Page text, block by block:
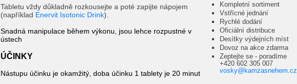
Tabletu vždy důkladně rozkousejte a poté zapijte nápojem
(například Enervit Isotonic Drink).
Snadná manipulace během výkonu, jsou lehce rozpustné v
ústech
ÚČINKY
Nástupu účinku je okamžitý, doba účinku 1 tablety je 20 minut
Kompletní sortiment
Vstřícné jednání
Rychlé dodání
Oficiální distribuce
Desítky výdejních míst
Dovoz na akce zdarma
Zeptejte se - poradíme
+420 602 305 007
vosky@kamzasnehem.cz